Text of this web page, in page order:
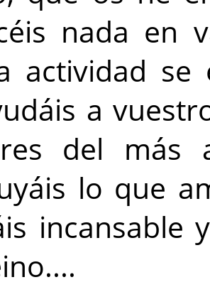
nada en
actividad se
a
del más
lo que
incansable